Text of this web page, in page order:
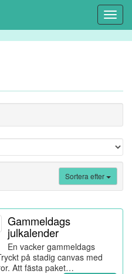
Sortera efter
Gammeldags
julkalender
En vacker gammeldags
på stadig canvas med
Att fästa paket…